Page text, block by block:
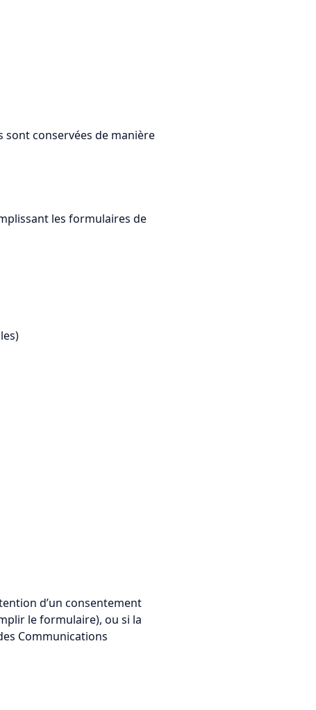
sont conservées de manière
les formulaires de
d’un consentement
le formulaire), ou si la
Communications